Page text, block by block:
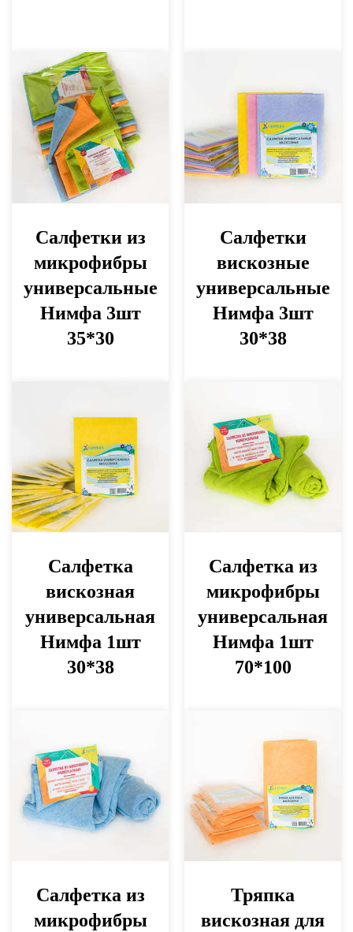
Салфетки из
микрофибры
универсальные
Нимфа 3шт
35*30
Салфетки
вискозные
универсальные
Нимфа 3шт
30*38
Салфетка
вискозная
универсальная
Нимфа 1шт
30*38
Салфетка из
микрофибры
универсальная
Нимфа 1шт
70*100
Салфетка из
микрофибры
Тряпка
вискозная для